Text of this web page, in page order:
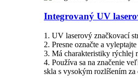
Integrovaný UV
1. UV laserový značkovací
2. Presne označte a
3. Má charakteristiky rýchlej
4. Používa sa na značenie
skla s vysokým rozlíšením